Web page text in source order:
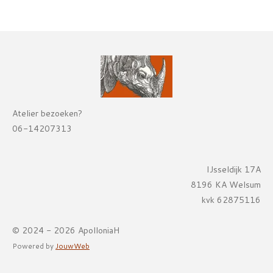
Atelier bezoeken?
06-14207313
IJsseldijk 17A
8196 KA Welsum
kvk 62875116
© 2024 - 2026 ApolloniaH
Powered byJouwWeb